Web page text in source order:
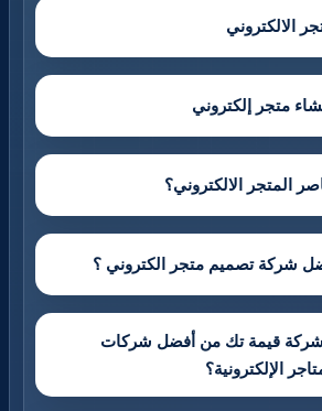
الالكتروني
متجر إلكتروني
المتجر الالكتروني؟
شركة تصميم متجر الكتروني ؟
شركة قيمة تك من أفضل شركات
الإلكترونية؟